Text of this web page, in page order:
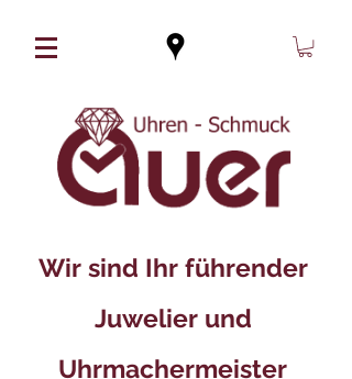
Wir sind Ihr führender
Juwelier und
Uhrmachermeister